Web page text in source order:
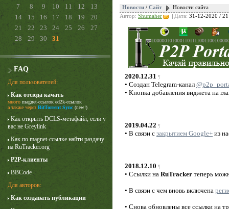
7
8 9 10 11 12
13
14
15 16 17 18 19
20
21
22 23 24 25 26
27
28
29 30 31
FAQ
Для пользователей:
Как отсюда качать
много magnet-ссылок ed2k-ссылок
а также через BitTorrent Sync (new!)
Как открыть DCLS-метафайл, если у
вас не Greylink
Как по magnet-ссылке найти раздачу
на RuTracker.org
P2P-клиенты
BBCode
Для авторов:
Как создавать публикации
Новости / Сайт
Новости сайта
Автор: Shumaher Дата: 31-12-2020 /
2020.12.31 ¶
• Создан Telegram-канал
• Кнопка добавления виджета на
2019.04.22 ¶
• В связи с закрытием Google+ из
2018.12.10 ¶
• Ссылки на RuTracker теперь
• В связи с чем вновь включена
• Снова обновлены все ссылки на